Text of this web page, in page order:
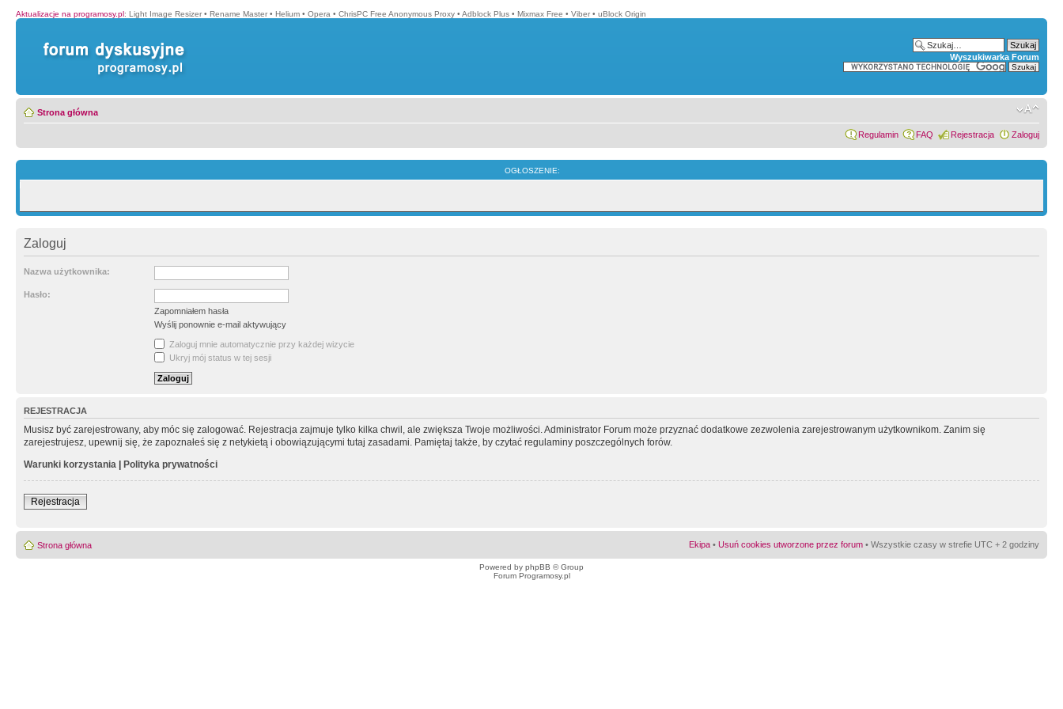
Aktualizacje na programosy.pl: Light Image Resizer • Rename Master • Helium • Opera • ChrisPC Free Anonymous Proxy • Adblock Plus • Mixmax Free • Viber • uBlock Origin
Wyszukiwarka Forum
Strona główna
Regulamin FAQ Rejestracja Zaloguj
OGŁOSZENIE:
Zaloguj
Nazwa użytkownika:
Hasło:
Zapomniałem hasła
Wyślij ponownie e-mail aktywujący
Zaloguj mnie automatycznie przy każdej wizycie
Ukryj mój status w tej sesji
REJESTRACJA
Musisz być zarejestrowany, aby móc się zalogować. Rejestracja zajmuje tylko kilka chwil, ale zwiększa Twoje możliwości. Administrator Forum może przyznać dodatkowe zezwolenia zarejestrowanym użytkownikom. Zanim się
zarejestrujesz, upewnij się, że zapoznałeś się z netykietą i obowiązującymi tutaj zasadami. Pamiętaj także, by czytać regulaminy poszczególnych forów.
Warunki korzystania | Polityka prywatności
Rejestracja
Strona główna Ekipa • Usuń cookies utworzone przez forum • Wszystkie czasy w strefie UTC + 2 godziny
Powered by phpBB © Group
Forum Programosy.pl